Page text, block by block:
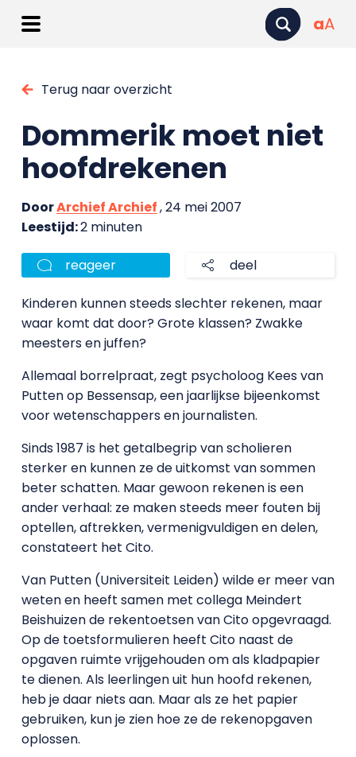
aA
Terug naar overzicht
Dommerik moet niet
hoofdrekenen
DoorArchief Archief, 24 mei 2007
Leestijd:2 minuten
reageer deel
Kinderen kunnen steeds slechter rekenen, maar
waar komt dat door? Grote klassen? Zwakke
meesters en juffen?
Allemaal borrelpraat, zegt psycholoog Kees van
Putten op Bessensap, een jaarlijkse bijeenkomst
voor wetenschappers en journalisten.
Sinds 1987 is het getalbegrip van scholieren
sterker en kunnen ze de uitkomst van sommen
beter schatten. Maar gewoon rekenen is een
ander verhaal: ze maken steeds meer fouten bij
optellen, aftrekken, vermenigvuldigen en delen,
constateert het Cito.
Van Putten (Universiteit Leiden) wilde er meer van
weten en heeft samen met collega Meindert
Beishuizen de rekentoetsen van Cito opgevraagd.
Op de toetsformulieren heeft Cito naast de
opgaven ruimte vrijgehouden om als kladpapier
te dienen. Als leerlingen uit hun hoofd rekenen,
heb je daar niets aan. Maar als ze het papier
gebruiken, kun je zien hoe ze de rekenopgaven
oplossen.